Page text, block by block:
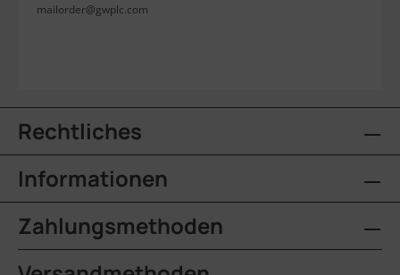
mailorder@gwplc.com
Rechtliches
Informationen
Zahlungsmethoden